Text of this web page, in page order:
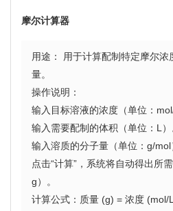
摩尔计算器
用途： 用于计算配制特定摩尔
量。
操作说明：
输入目标溶液的浓度（单位：mol/
输入需要配制的体积（单位：L）
输入溶质的分子量（单位：g/mol
点击“计算”，系统将自动得出所
g）。
计算公式：质量 (g) = 浓度